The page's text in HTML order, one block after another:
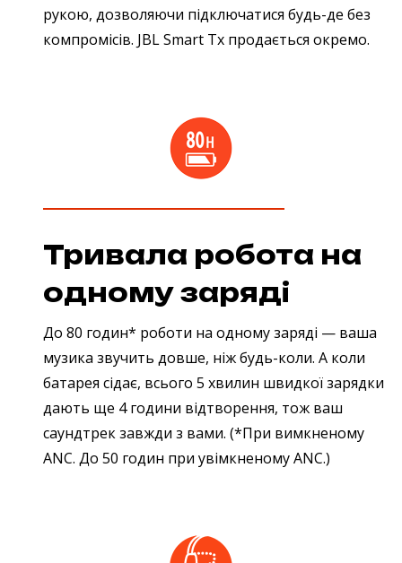
рукою, дозволяючи підключатися будь-де без
компромісів. JBL Smart Tx продається окремо.
Тривала робота на
одному заряді
До 80 годин* роботи на одному заряді — ваша
музика звучить довше, ніж будь-коли. А коли
батарея сідає, всього 5 хвилин швидкої зарядки
дають ще 4 години відтворення, тож ваш
саундтрек завжди з вами. (*При вимкненому
ANC. До 50 годин при увімкненому ANC.)